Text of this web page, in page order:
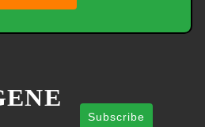
Subscribe